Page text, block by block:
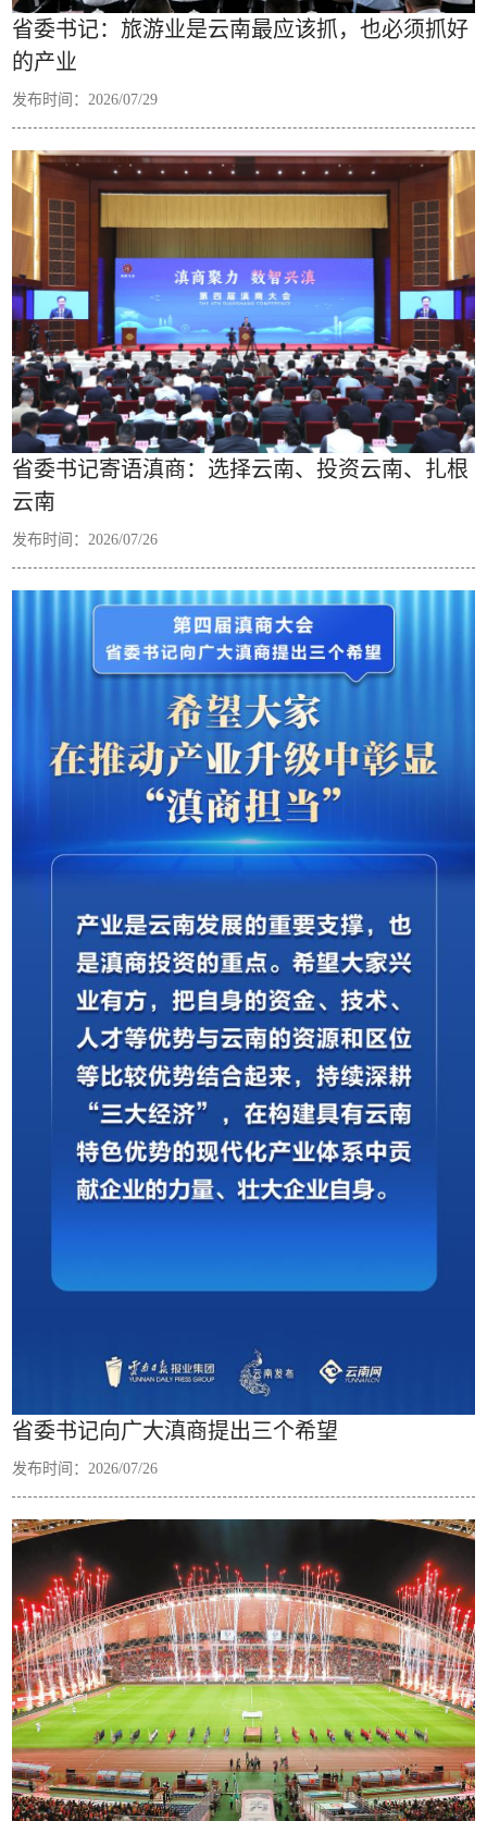
省委书记：旅游业是云南最应该抓，也必须抓好
的产业
发布时间：2026/07/29
省委书记寄语滇商：选择云南、投资云南、扎根
云南
发布时间：2026/07/26
省委书记向广大滇商提出三个希望
发布时间：2026/07/26